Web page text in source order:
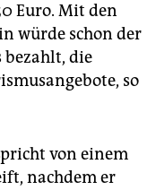
Euro. Mit den
würde schon der
bezahlt, die
so
von einem
nachdem er